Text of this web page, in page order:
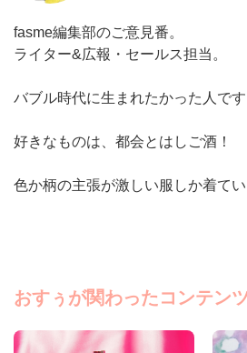
fasme編集部のご意見番。
ライター&広報・セールス担当。
バブル時代に生まれたかった人です
好きなものは、都会とはしご酒！
色か柄の主張が激しい服しか着てい
おすぅが関わったコンテン